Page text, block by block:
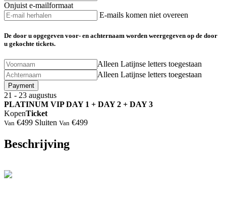
Onjuist e-mailformaat
E-mails komen niet overeen
De door u opgegeven voor- en achternaam worden weergegeven op de door
u gekochte tickets.
Alleen Latijnse letters toegestaan
Alleen Latijnse letters toegestaan
Payment
21 - 23 augustus
⁠PLATINUM VIP DAY 1 + DAY 2 + DAY 3
KopenTicket
Van €499 Sluiten Van €499
Beschrijving